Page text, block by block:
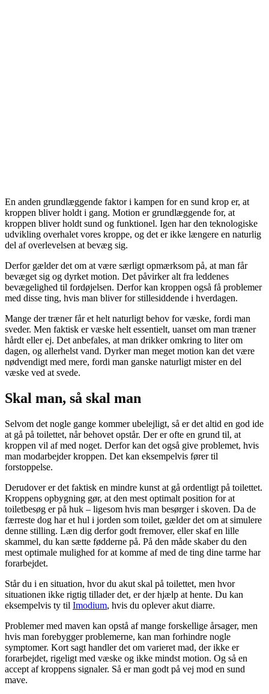
En anden grundlæggende faktor i kampen for en sund krop er, at
kroppen bliver holdt i gang. Motion er grundlæggende for, at
kroppen bliver holdt sund og funktionel. Igen har den teknologiske
udvikling overhalet vores kroppe, og det er ikke længere en naturlig
del af overlevelsen at bevæg sig.
Derfor gælder det om at være særligt opmærksom på, at man får
bevæget sig og dyrket motion. Det påvirker alt fra leddenes
bevægelighed til fordøjelsen. Derfor kan kroppen også få problemer
med disse ting, hvis man bliver for stillesiddende i hverdagen.
Mange der træner får et helt naturligt behov for væske, fordi man
sveder. Men faktisk er væske helt essentielt, uanset om man træner
hårdt eller ej. Det anbefales, at man drikker omkring to liter om
dagen, og allerhelst vand. Dyrker man meget motion kan det være
nødvendigt med mere, fordi man ganske naturligt mister en del
væske ved at svede.
Skal man, så skal man
Selvom det nogle gange kommer ubelejligt, så er det altid en god ide
at gå på toilettet, når behovet opstår. Der er ofte en grund til, at
kroppen vil af med noget. Derfor kan det også give problemet, hvis
man modarbejder kroppen. Det kan eksempelvis fører til
forstoppelse.
Derudover er det faktisk en mindre kunst at gå ordentligt på toilettet.
Kroppens opbygning gør, at den mest optimalt position for at
toiletbesøg er på huk – ligesom hvis man besørger i skoven. Da de
færreste dog har et hul i jorden som toilet, gælder det om at simulere
denne stilling. Læn dig derfor godt fremover, eller skaf en lille
skammel, du kan sætte fødderne på. På den måde skaber du den
mest optimale mulighed for at komme af med de ting dine tarme har
forarbejdet.
Står du i en situation, hvor du akut skal på toilettet, men hvor
situationen ikke rigtig tillader det, er der hjælp at hente. Du kan
eksempelvis ty til Imodium, hvis du oplever akut diarre.
Problemer med maven kan opstå af mange forskellige årsager, men
hvis man forebygger problemerne, kan man forhindre nogle
symptomer. Kort sagt handler det om varieret mad, der ikke er
forarbejdet, rigeligt med væske og ikke mindst motion. Og så en
accept af kroppens signaler. Så er man godt på vej mod en sund
mave.